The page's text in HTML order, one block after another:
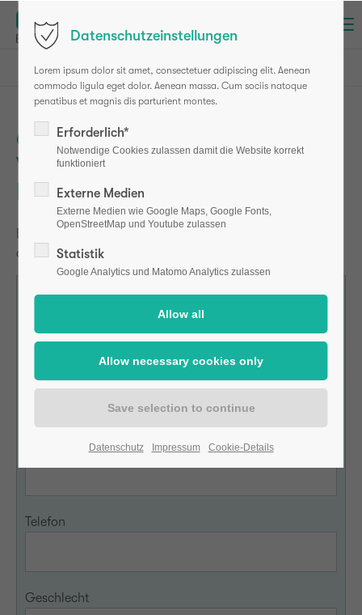
osteotest (en) Formular zur Selbstauskunft
Online-Fragebogen zur
Vorbereitung auf das
Beratungsgespräch
Bitte füllen Sie den Online-Fragebogen vollständig aus,
da er als Grundlage für das Beratungsgespräch dient.
Vorname
Telefon
Geschlecht
Datenschutzeinstellungen
Lorem ipsum dolor sit amet, consectetuer adipiscing elit. Aenean
commodo ligula eget dolor. Aenean massa. Cum sociis natoque
penatibus et magnis dis parturient montes.
Erforderlich*
Notwendige Cookies zulassen damit die Website korrekt
funktioniert
Externe Medien
Externe Medien wie Google Maps, Google Fonts,
OpenStreetMap und Youtube zulassen
Statistik
Google Analytics und Matomo Analytics zulassen
Datenschutz Impressum Cookie-Details